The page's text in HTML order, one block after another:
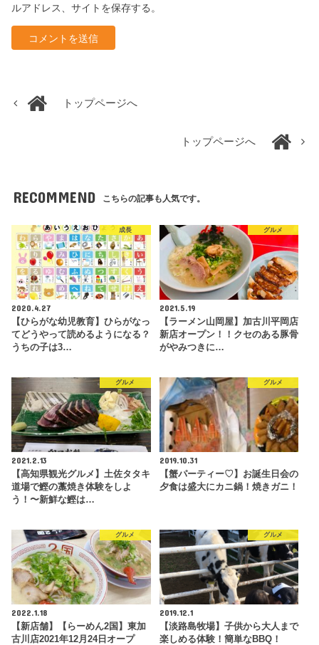
ルアドレス、サイトを保存する。
トップページへ
トップページへ
RECOMMEND こちらの記事も人気です。
成長
2020.4.27
【ひらがな幼児教育】ひらがなっ
てどうやって読めるようになる？
うちの子は3…
グルメ
2021.5.19
【ラーメン山岡屋】加古川平岡店
新店オープン！！クセのある豚骨
がやみつきに…
グルメ
2021.2.13
【高知県観光グルメ】土佐タタキ
道場で鰹の藁焼き体験をしよ
う！〜新鮮な鰹は…
グルメ
2019.10.31
【蟹パーティー♡】お誕生日会の
夕食は盛大にカニ鍋！焼きガニ！
グルメ
2022.1.18
【新店舗】【らーめん2国】東加
古川店2021年12月24日オープ
グルメ
2019.12.1
【淡路島牧場】子供から大人まで
楽しめる体験！簡単なBBQ！